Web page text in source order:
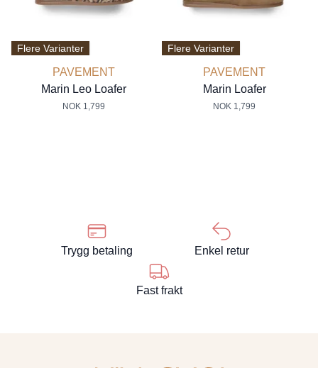
Flere Varianter
PAVEMENT
Marin Leo Loafer
NOK 1,799
Flere Varianter
PAVEMENT
Marin Loafer
NOK 1,799
Trygg betaling Enkel retur
Fast frakt